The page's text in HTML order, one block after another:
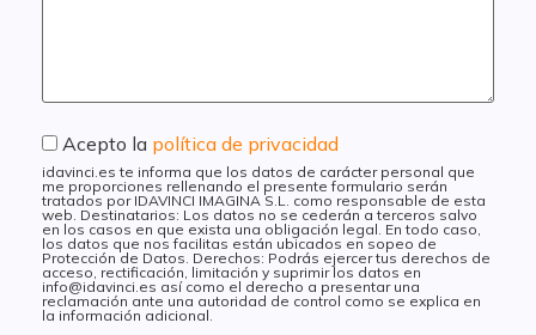
Acepto la política de privacidad
idavinci.es te informa que los datos de carácter personal que
me proporciones rellenando el presente formulario serán
tratados por IDAVINCI IMAGINA S.L. como responsable de esta
web. Destinatarios: Los datos no se cederán a terceros salvo
en los casos en que exista una obligación legal. En todo caso,
los datos que nos facilitas están ubicados en sopeo de
Protección de Datos. Derechos: Podrás ejercer tus derechos de
acceso, rectificación, limitación y suprimir los datos en
info@idavinci.es así como el derecho a presentar una
reclamación ante una autoridad de control como se explica en
la información adicional.